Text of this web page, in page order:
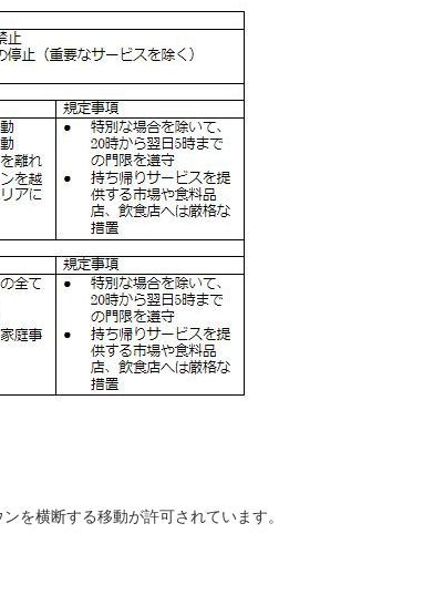
を横断する移動が許可されています。